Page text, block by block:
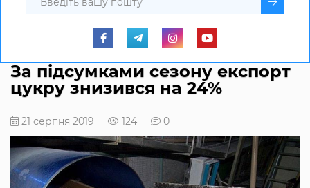
За підсумками сезону експорт
цукру знизився на 24%
21 серпня 2019 124 0